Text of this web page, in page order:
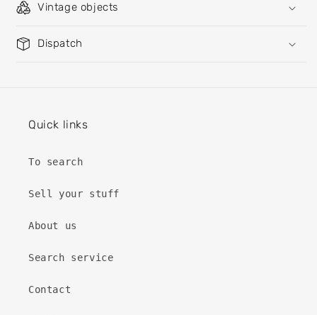
Vintage objects
Dispatch
Quick links
To search
Sell ​​your stuff
About us
Search service
Contact